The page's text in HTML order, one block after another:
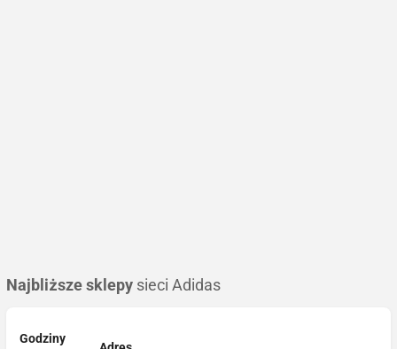
Najbliższe sklepy sieci Adidas
Godziny